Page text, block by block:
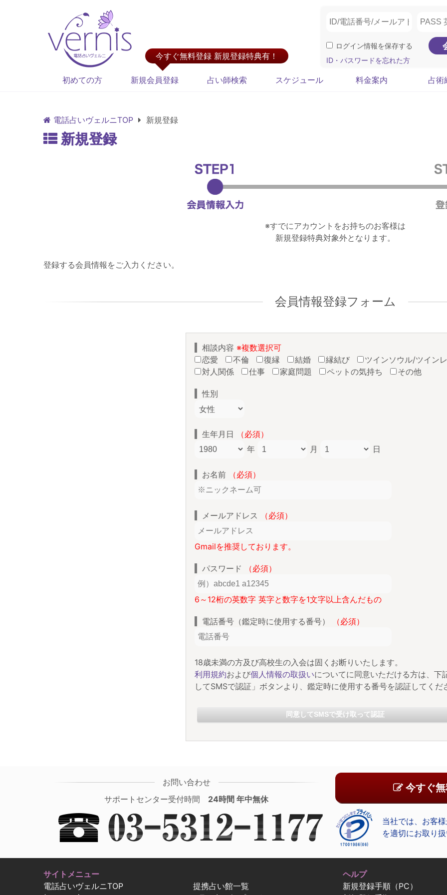
今すぐ無料登録 新規登録特典有！
ログイン情報を保存する
ID・パスワードを忘れた方
初めての方 新規会員登録 占い師検索 スケジュール 料金案内 占術
電話占いヴェルニTOP 新規登録
新規登録
※すでにアカウントをお持ちのお客様は
新規登録特典対象外となります。
登録する会員情報をご入力ください。
会員情報登録フォーム
相談内容 ※複数選択可
恋愛
不倫 復縁 結婚 縁結び
ツインソウル/ツイン
対人関係
仕事 家庭問題 ペットの気持ち その他
性別
生年月日
（必須）
年
月 日
お名前 （必須）
メールアドレス （必須）
Gmailを推奨しております。
パスワード （必須）
6～12桁の英数字 英字と数字を1文字以上含んだもの
電話番号（鑑定時に使用する番号） （必須）
18歳未満の方及び高校生の入会は固くお断りいたします。
利用規約および個人情報の取扱いについてに同意いただける方は、下
してSMSで認証」ボタンより、鑑定時に使用する番号を認証してくだ
同意してSMSで受け取って認証
お問い合わせ
サポートセンター受付時間 24時間 年中無休
今すぐ無
当社では、お客
を適切にお取り
サイトメニュー
電話占いヴェルニTOP
提携占い館一覧
ヘルプ
新規登録手順（PC）